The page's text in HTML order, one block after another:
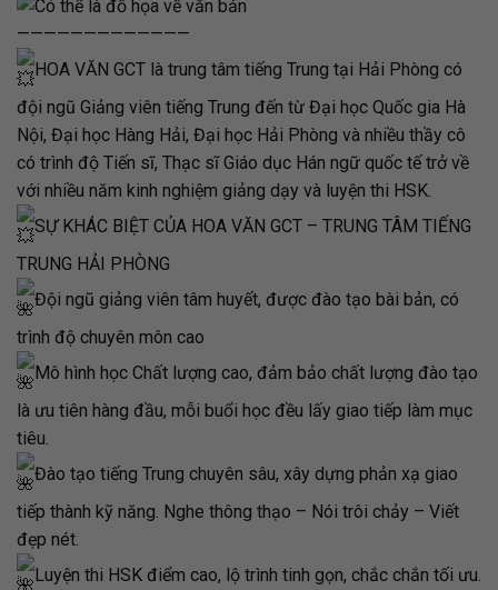
—————————————
HOA VĂN GCT là trung tâm tiếng Trung tại Hải Phòng có
đội ngũ Giảng viên tiếng Trung đến từ Đại học Quốc gia Hà
Nội, Đại học Hàng Hải, Đại học Hải Phòng và nhiều thầy cô
có trình độ Tiến sĩ, Thạc sĩ Giáo dục Hán ngữ quốc tế trở về
với nhiều năm kinh nghiệm giảng dạy và luyện thi HSK.
SỰ KHÁC BIỆT CỦA HOA VĂN GCT – TRUNG TÂM TIẾNG
TRUNG HẢI PHÒNG
Đội ngũ giảng viên tâm huyết, được đào tạo bài bản, có
trình độ chuyên môn cao
Mô hình học Chất lượng cao, đảm bảo chất lượng đào tạo
là ưu tiên hàng đầu, mỗi buổi học đều lấy giao tiếp làm mục
tiêu.
Đào tạo tiếng Trung chuyên sâu, xây dựng phản xạ giao
tiếp thành kỹ năng. Nghe thông thạo – Nói trôi chảy – Viết
đẹp nét.
Luyện thi HSK điểm cao, lộ trình tinh gọn, chắc chắn tối ưu.